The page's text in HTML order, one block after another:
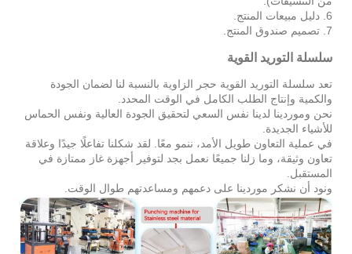
6. دليل مبيعات المنتج.
7. تصميم صندوق المنتج.
سلسلة التوريد القوية
تعد سلسلة التوريد القوية حجر الزاوية بالنسبة لنا لضمان الجودة
والكمية وإنتاج الطلب الكامل في الوقت المحدد.
نحن وموردينا لدينا نفس السعي لتحقيق الجودة العالية ونفس الحماس
للأشياء الجديدة.
في عملية التعاون طويل الأمد، ننمو معًا. لقد شكلنا تفاعلًا جيدًا وعلاقة
تعاون وثيقة، وما زلنا جميعًا نعمل بجد لتوفير أجهزة غاز ممتازة في
المستقبل.
ونود أن نشكر موردينا على دعمهم ومساعدتهم طوال الوقت.